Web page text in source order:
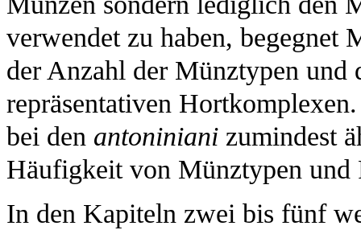
verwendet zu haben, begegnet
der Anzahl der Münztypen und
repräsentativen
bei den antoniniani zumindest
Häufigkeit von Münztypen und
In den Kapiteln zwei bis fünf